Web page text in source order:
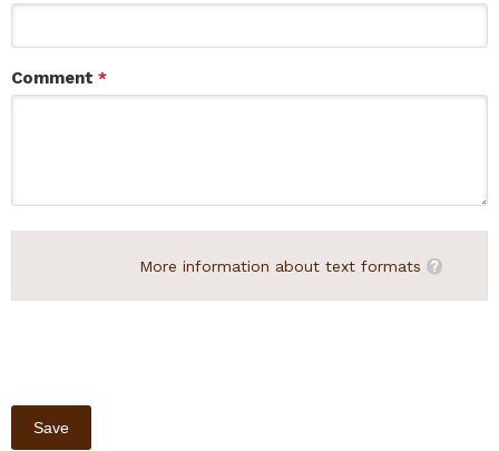
Comment *
More information about text formats